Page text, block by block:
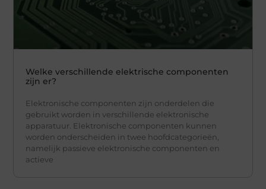
Welke verschillende elektrische componenten
zijn er?
Elektronische componenten zijn onderdelen die
gebruikt worden in verschillende elektronische
apparatuur. Elektronische componenten kunnen
worden onderscheiden in twee hoofdcategorieën,
namelijk passieve elektronische componenten en
actieve